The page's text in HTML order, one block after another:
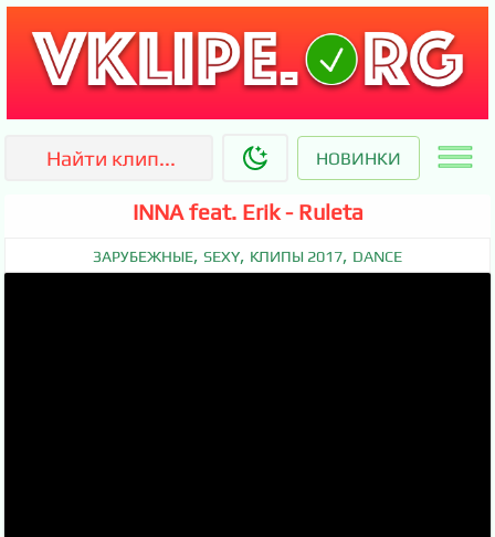
НОВИНКИ
INNA feat. Erik - Ruleta
ЗАРУБЕЖНЫЕ, SEXY, КЛИПЫ 2017, DANCE